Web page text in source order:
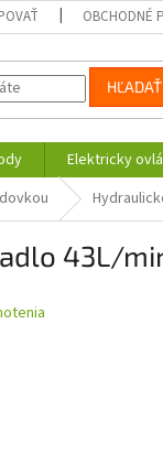
OBCHODNÉ
HĽADAŤ
Elektricky
43L/